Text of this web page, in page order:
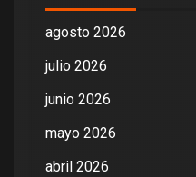
agosto 2026
julio 2026
junio 2026
mayo 2026
abril 2026